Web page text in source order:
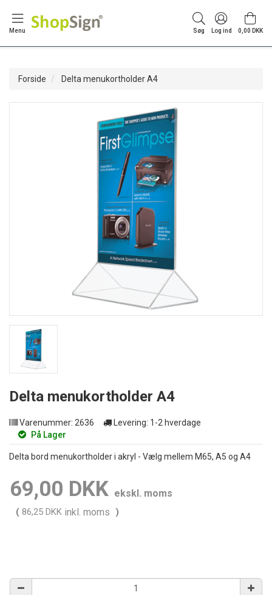
Menu Søg Log ind 0,00 DKK
Forside Delta menukortholder A4
Delta menukortholder A4
Varenummer: 2636 Levering: 1-2 hverdage
På Lager
Delta bord menukortholder i akryl - Vælg mellem M65, A5 og A4
69,00 DKK ekskl. moms
( 86,25 DKK inkl. moms )